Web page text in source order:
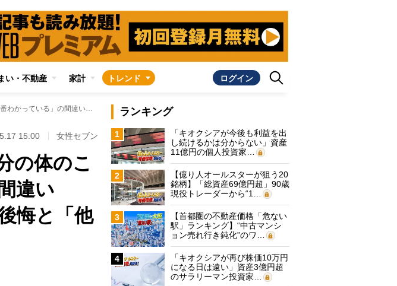
い・不動産 家計 トレンド ログイン
アラ古希・オバ記者が考える「自分の体のことは自分が一番わかっている」の間違い 「もっと強く言えばよかった」の後悔と「他人の声に耳を傾けよ」の教訓
15:00 女性セブン
の体のこ
違い
悔と「他
ランキング
1
「キオクシアが今後も利益を出
し続けるかは分からない」資産
11億円の個人投資家…
2
【億り人オールスターが狙う20
銘柄】「総資産69億円超」90歳
現役トレーダーから“1…
3
【首都圏の不動産価格「危ない
駅」ランキング】“中古マンシ
ョン売れ行き鈍化”のワ…
4
「キオクシアが再び株価10万円
になる日は遠い」資産3億円超
のサラリーマン投資家…